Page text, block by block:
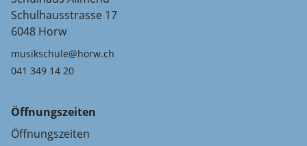
Schulhausstrasse 17
6048 Horw
musikschule@horw.ch
041 349 14 20
Öffnungszeiten
Öffnungszeiten